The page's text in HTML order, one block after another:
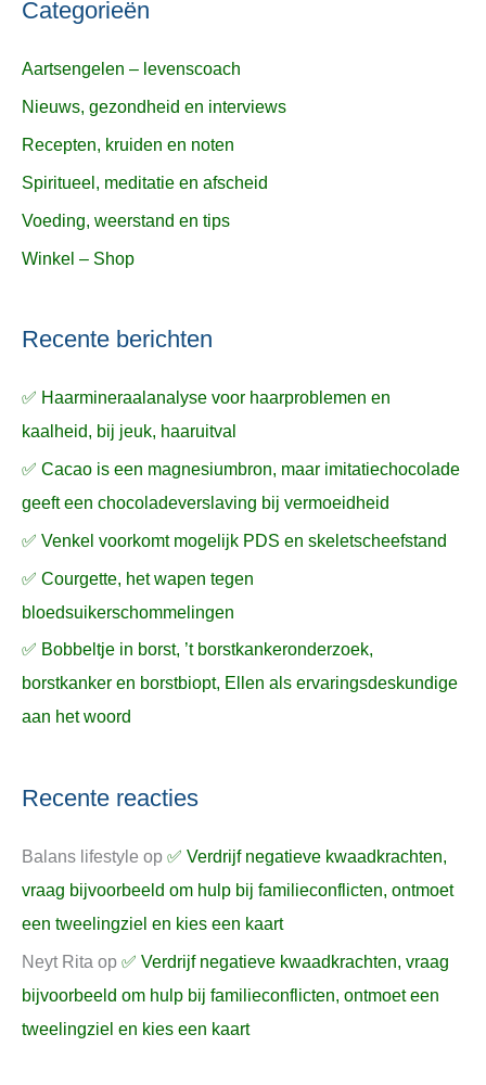
Categorieën
Aartsengelen – levenscoach
Nieuws, gezondheid en interviews
Recepten, kruiden en noten
Spiritueel, meditatie en afscheid
Voeding, weerstand en tips
Winkel – Shop
Recente berichten
✅ Haarmineraalanalyse voor haarproblemen en
kaalheid, bij jeuk, haaruitval
✅ Cacao is een magnesiumbron, maar imitatiechocolade
geeft een chocoladeverslaving bij vermoeidheid
✅ Venkel voorkomt mogelijk PDS en skeletscheefstand
✅ Courgette, het wapen tegen
bloedsuikerschommelingen
✅ Bobbeltje in borst, ’t borstkankeronderzoek,
borstkanker en borstbiopt, Ellen als ervaringsdeskundige
aan het woord
Recente reacties
Balans lifestyle op ✅ Verdrijf negatieve kwaadkrachten,
vraag bijvoorbeeld om hulp bij familieconflicten, ontmoet
een tweelingziel en kies een kaart
Neyt Rita op ✅ Verdrijf negatieve kwaadkrachten, vraag
bijvoorbeeld om hulp bij familieconflicten, ontmoet een
tweelingziel en kies een kaart